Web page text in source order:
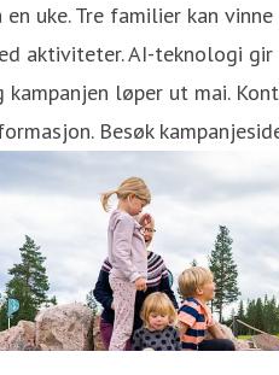
en uke. Tre familier kan
aktiviteter. AI-teknologi
kampanjen løper ut mai.
Besøk